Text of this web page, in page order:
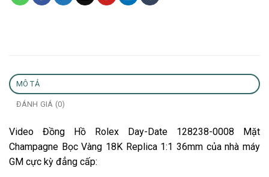
MÔ TẢ
ĐÁNH GIÁ (0)
Video Đồng Hồ Rolex Day-Date 128238-0008 Mặt
Champagne Bọc Vàng 18K Replica 1:1 36mm của nhà máy
GM cực kỳ đẳng cấp: